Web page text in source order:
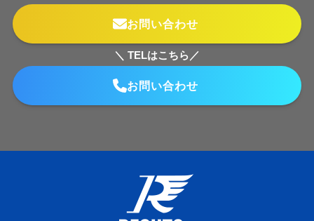
お問い合わせ
＼ TELはこちら／
お問い合わせ